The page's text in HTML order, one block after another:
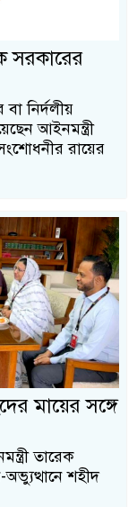
সরকারের
নির্দলীয়
আইনমন্ত্রী
রায়ের
মায়ের সঙ্গে
তারেক
শহীদ